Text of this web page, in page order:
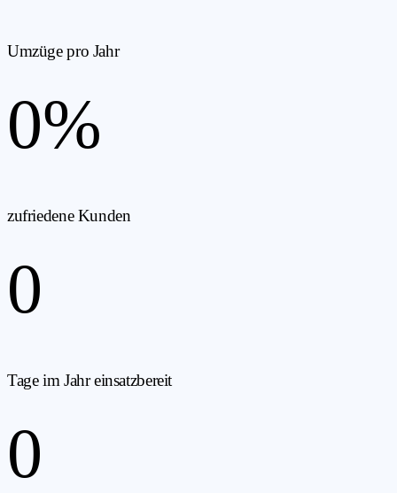
Umzüge pro Jahr
0%
zufriedene Kunden
0
Tage im Jahr einsatzbereit
0